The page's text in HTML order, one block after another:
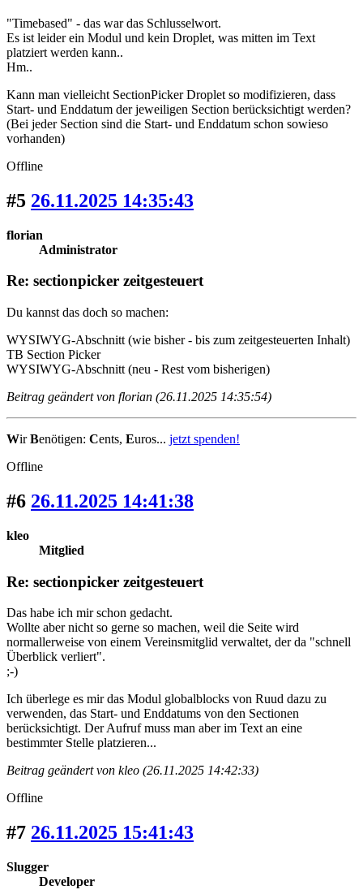
"Timebased" - das war das Schlusselwort.
Es ist leider ein Modul und kein Droplet, was mitten im Text
platziert werden kann..
Hm..
Kann man vielleicht SectionPicker Droplet so modifizieren, dass
Start- und Enddatum der jeweiligen Section berücksichtigt werden?
(Bei jeder Section sind die Start- und Enddatum schon sowieso
vorhanden)
Offline
#5 26.11.2025 14:35:43
florian
Administrator
Re: sectionpicker zeitgesteuert
Du kannst das doch so machen:
WYSIWYG-Abschnitt (wie bisher - bis zum zeitgesteuerten Inhalt)
TB Section Picker
WYSIWYG-Abschnitt (neu - Rest vom bisherigen)
Beitrag geändert von florian (26.11.2025 14:35:54)
WirBenötigen: Cents, Euros... jetzt spenden!
Offline
#6 26.11.2025 14:41:38
kleo
Mitglied
Re: sectionpicker zeitgesteuert
Das habe ich mir schon gedacht.
Wollte aber nicht so gerne so machen, weil die Seite wird
normallerweise von einem Vereinsmitglid verwaltet, der da "schnell
Überblick verliert".
;-)
Ich überlege es mir das Modul globalblocks von Ruud dazu zu
verwenden, das Start- und Enddatums von den Sectionen
berücksichtigt. Der Aufruf muss man aber im Text an eine
bestimmter Stelle platzieren...
Beitrag geändert von kleo (26.11.2025 14:42:33)
Offline
#7 26.11.2025 15:41:43
Slugger
Developer